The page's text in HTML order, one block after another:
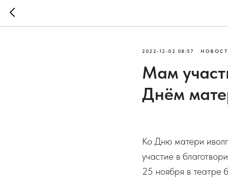
2022-12-02 08:57
Мам
Днём
Ко Дню матери
участие в
25 ноября в театре